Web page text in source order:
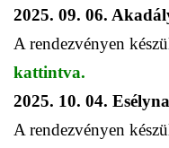
2025. 09. 06.
A rendezvényen
kattintva.
2025. 10. 04.
A rendezvényen